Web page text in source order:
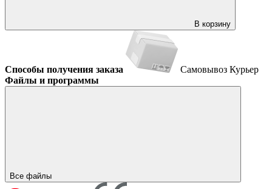
В корзину
Способы получения заказа Самовывоз Курьер
Файлы и программы
Все файлы